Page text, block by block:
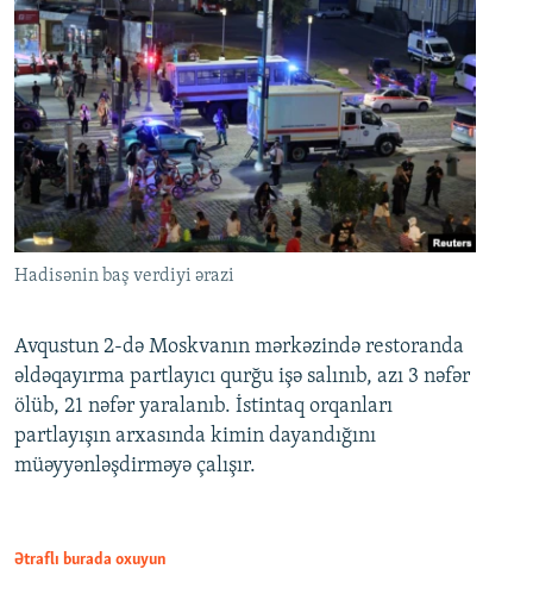
Hadisənin baş verdiyi ərazi
Avqustun 2-də Moskvanın mərkəzində restoranda
əldəqayırma partlayıcı qurğu işə salınıb, azı 3 nəfər
ölüb, 21 nəfər yaralanıb. İstintaq orqanları
partlayışın arxasında kimin dayandığını
müəyyənləşdirməyə çalışır.
Ətraflı burada oxuyun